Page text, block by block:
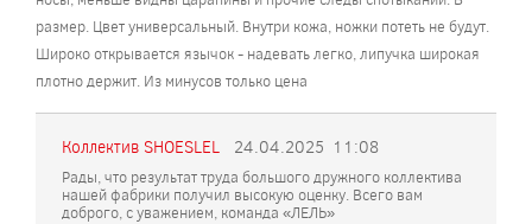
размер. Цвет универсальный. Внутри кожа, ножки потеть не будут.
Широко открывается язычок - надевать легко, липучка широкая
плотно держит. Из минусов только цена
Коллектив SHOESLEL 24.04.2025 11:08
Рады, что результат труда большого дружного коллектива
нашей фабрики получил высокую оценку. Всего вам
доброго, с уважением, команда «ЛЕЛЬ»